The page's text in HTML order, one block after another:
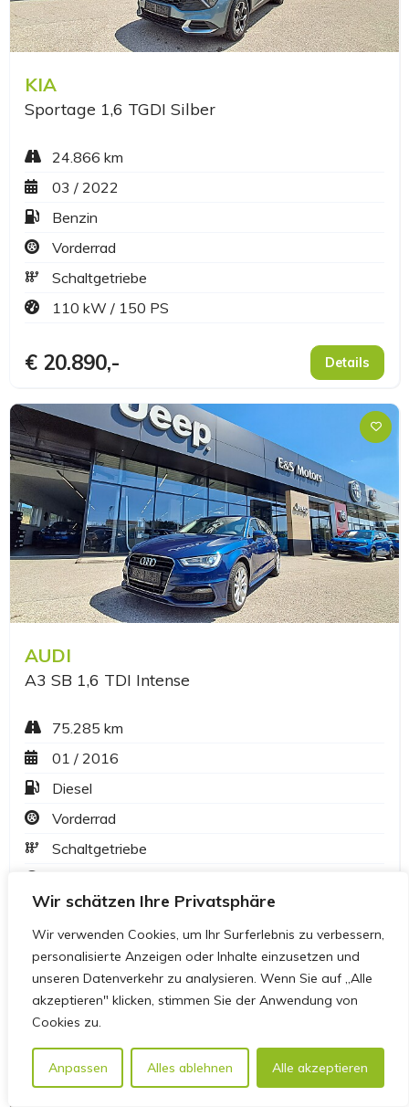
Wir schätzen Ihre Privatsphäre
Wir verwenden Cookies, um Ihr Surferlebnis zu verbessern,
personalisierte Anzeigen oder Inhalte einzusetzen und
unseren Datenverkehr zu analysieren. Wenn Sie auf „Alle
akzeptieren" klicken, stimmen Sie der Anwendung von
Cookies zu.
Anpassen Alles ablehnen Alle akzeptieren